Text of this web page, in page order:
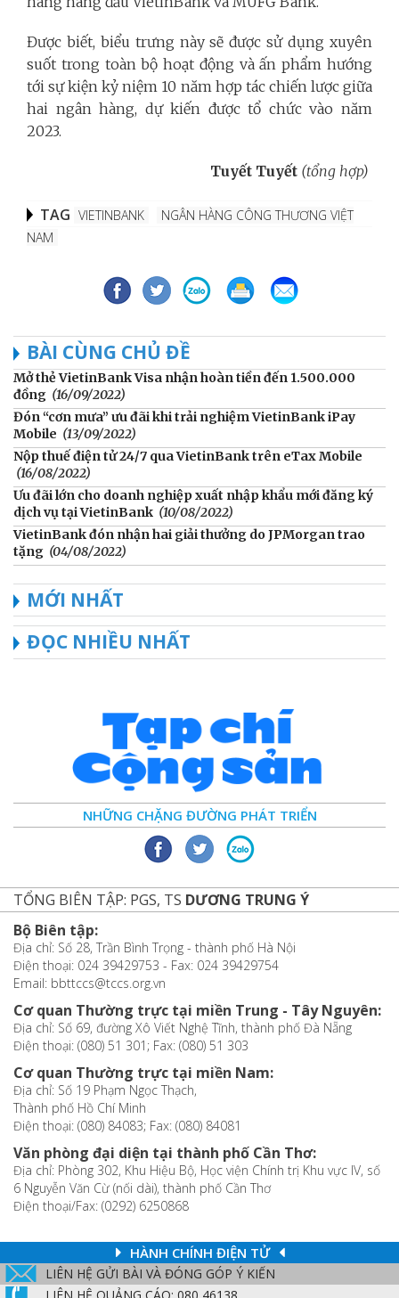
Được biết, biểu trưng này sẽ được sử dụng xuyên
suốt trong toàn bộ hoạt động và ấn phẩm hướng
tới sự kiện kỷ niệm 10 năm hợp tác chiến lược giữa
hai ngân hàng, dự kiến được tổ chức vào năm
2023.
Tuyết Tuyết (tổng hợp)
TAG VIETINBANK
NGÂN HÀNG CÔNG THƯƠNG VIỆT
NAM
BÀI CÙNG CHỦ ĐỀ
Mở thẻ VietinBank Visa nhận hoàn tiền đến 1.500.000
đồng (16/09/2022)
Đón “cơn mưa” ưu đãi khi trải nghiệm VietinBank iPay
Mobile (13/09/2022)
Nộp thuế điện tử 24/7 qua VietinBank trên eTax Mobile
(16/08/2022)
Ưu đãi lớn cho doanh nghiệp xuất nhập khẩu mới đăng ký
dịch vụ tại VietinBank (10/08/2022)
VietinBank đón nhận hai giải thưởng do JPMorgan trao
tặng (04/08/2022)
MỚI NHẤT
ĐỌC NHIỀU NHẤT
NHỮNG CHẶNG ĐƯỜNG PHÁT TRIỂN
TỔNG BIÊN TẬP: PGS, TS DƯƠNG TRUNG Ý
Bộ Biên tập:
Địa chỉ: Số 28, Trần Bình Trọng - thành phố Hà Nội
Điện thoại: 024 39429753 - Fax: 024 39429754
Email: bbttccs@tccs.org.vn
Cơ quan Thường trực tại miền Trung - Tây Nguyên:
Địa chỉ: Số 69, đường Xô Viết Nghệ Tĩnh, thành phố Đà Nẵng
Điện thoại: (080) 51 301; Fax: (080) 51 303
Cơ quan Thường trực tại miền Nam:
Địa chỉ: Số 19 Phạm Ngọc Thạch,
Thành phố Hồ Chí Minh
Điện thoại: (080) 84083; Fax: (080) 84081
Văn phòng đại diện tại thành phố Cần Thơ:
Địa chỉ: Phòng 302, Khu Hiệu Bộ, Học viện Chính trị Khu vực IV, số
6 Nguyễn Văn Cừ (nối dài), thành phố Cần Thơ
Điện thoại/Fax: (0292) 6250868
HÀNH CHÍNH ĐIỆN TỬ
LIÊN HỆ GỬI BÀI VÀ ĐÓNG GÓP Ý KIẾN